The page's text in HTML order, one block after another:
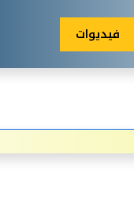
فيديوات